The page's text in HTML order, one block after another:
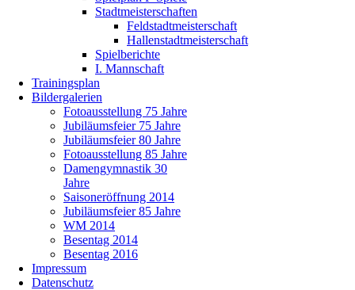
Stadtmeisterschaften
Feldstadtmeisterschaft
Hallenstadtmeisterschaft
Spielberichte
I. Mannschaft
Trainingsplan
Bildergalerien
Fotoausstellung 75 Jahre
Jubiläumsfeier 75 Jahre
Jubiläumsfeier 80 Jahre
Fotoausstellung 85 Jahre
Damengymnastik 30
Jahre
Saisoneröffnung 2014
Jubiläumsfeier 85 Jahre
WM 2014
Besentag 2014
Besentag 2016
Impressum
Datenschutz